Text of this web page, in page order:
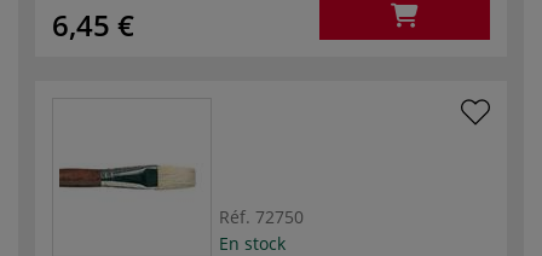
6,45 €
Réf. 72750
En stock